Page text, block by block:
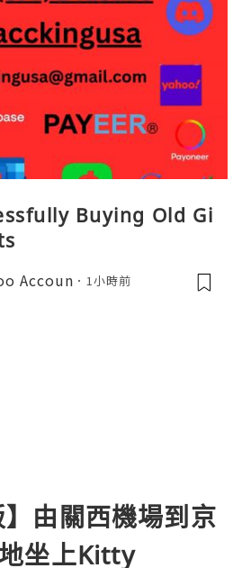
Buying Old Gi
Accoun 1小時前
】由關西機場到京
坐上Kitty